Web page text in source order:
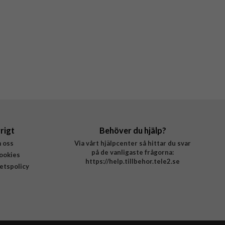
oss
Behöver du hjälp?
Via vårt hjälpcenter så hittar du svar
på de vanligaste frågorna:
https://help.tillbehor.tele2.se